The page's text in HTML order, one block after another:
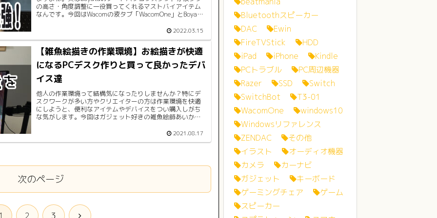
の高さ・角度調整に一役買ってくれるマストバイアイテム
なんです。今回はWacomの液タブ「WacomOne」とBoyata
2022.03.15
【雑魚絵描きの作業環境】お絵描きが快適
になるPCデスク作りと買って良かったデバ
イス達
他人の作業環境って結構気になったりしませんか？特にデ
スクワークが多い方やクリエイターの方は作業環境を快適
にしようと、便利なアイテムやデバイスをつい購入しがち
な気がします。今回はガジェット好きの雑魚絵師あいかわ
2021.08.17
次のページ
2 3 次
Bluetoothスピーカー
DAC
Ewin
FireTVStick
HDD
iPad
iPhone
Kindle
PCトラブル
PC周辺機器
Razer
SSD
Switch
SwitchBot
T3-01
WacomOne
windows10
Windowsリファレンス
ZENDAC
その他
イラスト
オーディオ機器
カメラ
カーナビ
ガジェット
キーボード
ゲーミングチェア
ゲーム
スピーカー